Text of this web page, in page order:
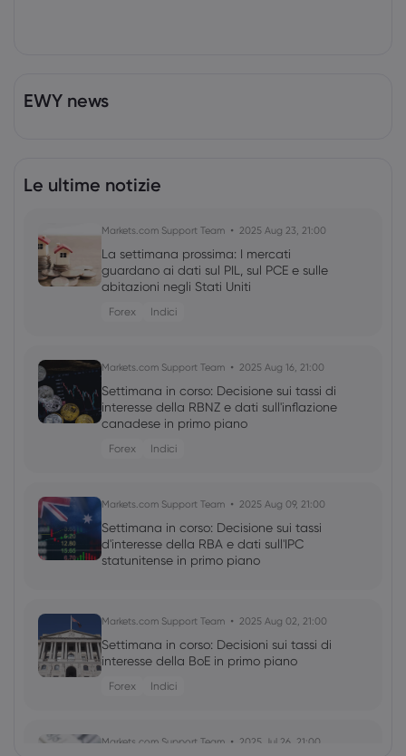
EWY news
Le ultime notizie
Markets.com Support Team 2025 Aug 23, 21:00
La settimana prossima: I mercati
guardano ai dati sul PIL, sul PCE e sulle
abitazioni negli Stati Uniti
Forex Indici
Markets.com Support Team 2025 Aug 16, 21:00
Settimana in corso: Decisione sui tassi di
interesse della RBNZ e dati sull'inflazione
canadese in primo piano
Forex Indici
Markets.com Support Team 2025 Aug 09, 21:00
Settimana in corso: Decisione sui tassi
d'interesse della RBA e dati sull'IPC
statunitense in primo piano
Markets.com Support Team 2025 Aug 02, 21:00
Settimana in corso: Decisioni sui tassi di
interesse della BoE in primo piano
Forex Indici
Markets.com Support Team 2025 Jul 26, 21:00